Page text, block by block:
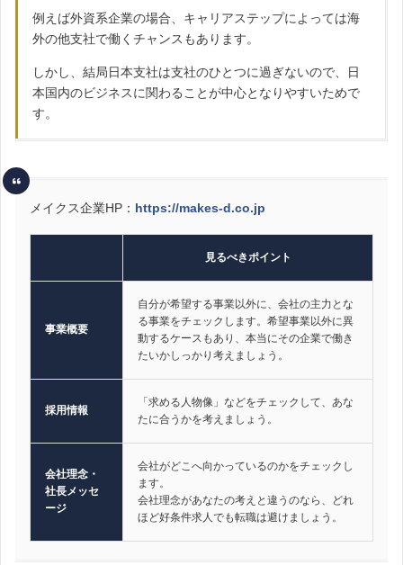
例えば外資系企業の場合、キャリアステップによっては海
外の他支社で働くチャンスもあります。
しかし、結局日本支社は支社のひとつに過ぎないので、日
本国内のビジネスに関わることが中心となりやすいためで
す。
メイクス企業HP： https://makes-d.co.jp
見るべきポイント
事業概要
自分が希望する事業以外に、会社の主力とな
る事業をチェックします。希望事業以外に異
動するケースもあり、本当にその企業で働き
たいかしっかり考えましょう。
採用情報
「求める人物像」などをチェックして、あな
たに合うかを考えましょう。
会社理念・
社長メッセ
ージ
会社がどこへ向かっているのかをチェックし
ます。
会社理念があなたの考えと違うのなら、どれ
ほど好条件求人でも転職は避けましょう。